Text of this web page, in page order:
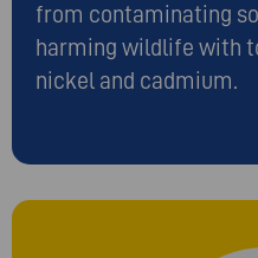
from contaminating
harming wildlife with
nickel and cadmium.